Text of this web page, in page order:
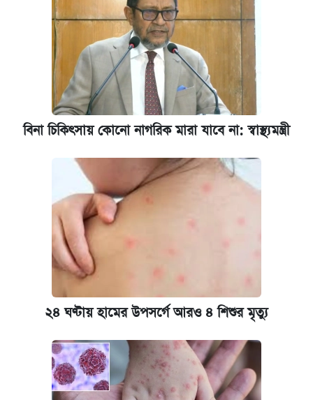
বিনা চিকিৎসায় কোনো নাগরিক মারা যাবে না: স্বাস্থ্যমন্ত্রী
২৪ ঘণ্টায় হামের উপসর্গে আরও ৪ শিশুর মৃত্যু